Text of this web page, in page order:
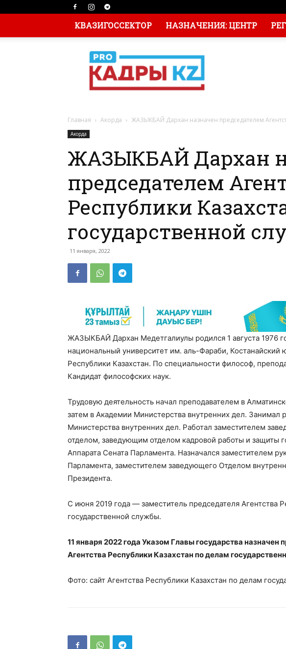
КВАЗИГОССЕКТОР НАЗНАЧЕНИЯ: ЦЕНТР
Главная Акорда ЖАЗЫКБАЙ Дархан назначен председателем
Акорда
ЖАЗЫКБАЙ Дархан
председателем
Республики
государственной
11 января, 2022
ЖАЗЫКБАЙ Дархан Медетгалиулы родился 1 августа 1976
национальный университет им. аль-Фараби,
Республики Казахстан. По специальности философ,
Кандидат философских наук.
Трудовую деятельность начал преподавателем в
затем в Академии Министерства внутренних дел. Занимал
Министерства внутренних дел. Работал заместителем
отделом, заведующим отделом кадровой работы и защиты
Аппарата Сената Парламента. Назначался заместителем
Парламента, заместителем заведующего Отделом
Президента.
С июня 2019 года — заместитель председателя Агентства
государственной службы.
11 января 2022 года Указом Главы государства назначен
Агентства Республики Казахстан по делам
Фото: сайт Агентства Республики Казахстан по делам